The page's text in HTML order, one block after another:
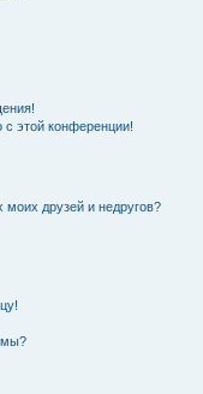
с этой конференции!
моих друзей и недругов?